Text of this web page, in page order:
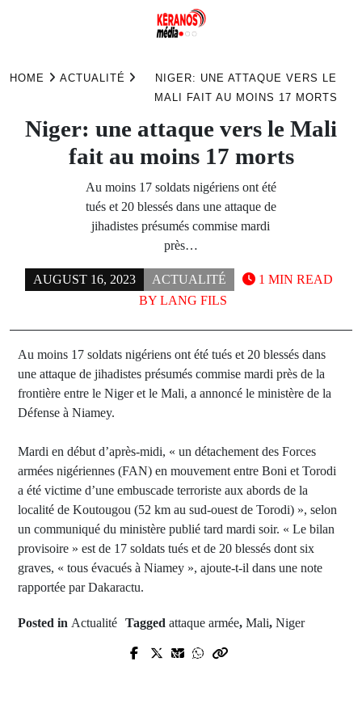
HOME ACTUALITÉ
NIGER: UNE ATTAQUE VERS LE
MALI FAIT AU MOINS 17 MORTS
Niger: une attaque vers le Mali
fait au moins 17 morts
Au moins 17 soldats nigériens ont été
tués et 20 blessés dans une attaque de
jihadistes présumés commise mardi
près…
AUGUST 16, 2023
ACTUALITÉ
BY LANG FILS
1 MIN READ
Au moins 17 soldats nigériens ont été tués et 20 blessés dans
une attaque de jihadistes présumés commise mardi près de la
frontière entre le Niger et le Mali, a annoncé le ministère de la
Défense à Niamey.
Mardi en début d’après-midi, « un détachement des Forces
armées nigériennes (FAN) en mouvement entre Boni et Torodi
a été victime d’une embuscade terroriste aux abords de la
localité de Koutougou (52 km au sud-ouest de Torodi) », selon
un communiqué du ministère publié tard mardi soir. « Le bilan
provisoire » est de 17 soldats tués et de 20 blessés dont six
graves, « tous évacués à Niamey », ajoute-t-il dans une note
rapportée par Dakaractu.
Posted in Actualité Tagged attaque armée, Mali, Niger
Prev Post
Next Post